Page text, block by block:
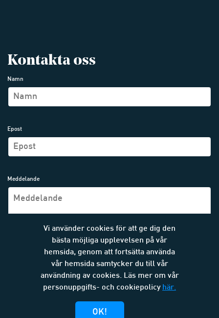
Kontakta oss
Namn
Epost
Meddelande
SKICKA MEDDELANDE
Vi använder cookies för att ge dig den
bästa möjliga upplevelsen på vår
hemsida, genom att fortsätta använda
vår hemsida samtycker du till vår
användning av cookies. Läs mer om vår
personuppgifts- och cookiepolicy här.
OK!